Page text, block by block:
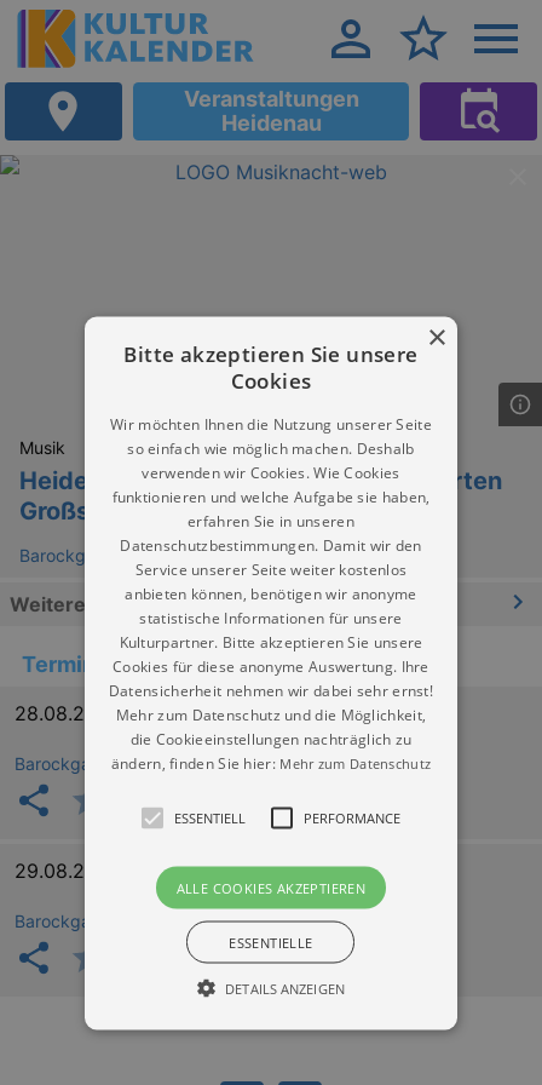
Veranstaltungen
Heidenau
Musik
Heidenauer Musiknacht im Barockgarten
Großsedlitz
Barockgarten Großsedlitz Heidenau
Weitere Informationen
Termine
28.08.2026 18:00
Barockgarten Großsedlitz Heidenau
29.08.2026 18:00
Barockgarten Großsedlitz Heidenau
×
Bitte akzeptieren Sie unsere
Cookies
Wir möchten Ihnen die Nutzung unserer Seite
so einfach wie möglich machen. Deshalb
verwenden wir Cookies. Wie Cookies
funktionieren und welche Aufgabe sie haben,
erfahren Sie in unseren
Datenschutzbestimmungen. Damit wir den
Service unserer Seite weiter kostenlos
anbieten können, benötigen wir anonyme
statistische Informationen für unsere
Kulturpartner. Bitte akzeptieren Sie unsere
Cookies für diese anonyme Auswertung. Ihre
Datensicherheit nehmen wir dabei sehr ernst!
Mehr zum Datenschutz und die Möglichkeit,
die Cookieeinstellungen nachträglich zu
ändern, finden Sie hier: Mehr zum Datenschutz
ESSENTIELL PERFORMANCE
ALLE COOKIES AKZEPTIEREN
ESSENTIELLE
DETAILS ANZEIGEN
Essentiell Performance